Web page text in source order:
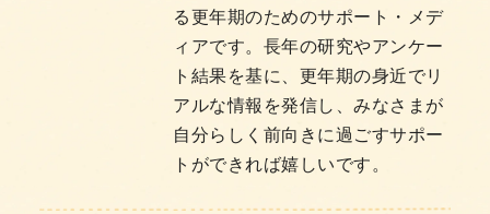
る更年期のためのサポート・メデ
ィアです。長年の研究やアンケー
ト結果を基に、更年期の身近でリ
アルな情報を発信し、みなさまが
自分らしく前向きに過ごすサポー
トができれば嬉しいです。